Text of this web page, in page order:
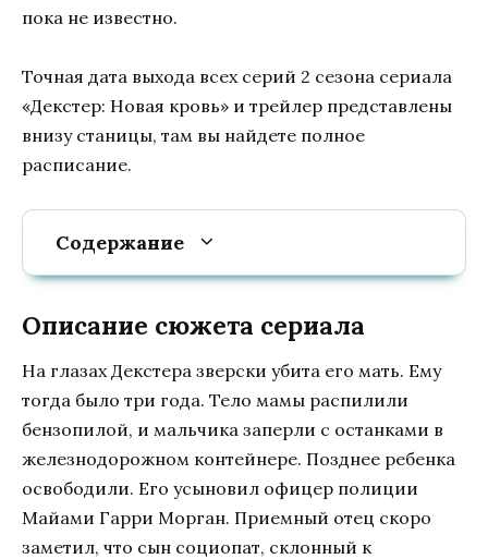
пока не известно.
Точная дата выхода всех серий 2 сезона сериала
«Декстер: Новая кровь» и трейлер представлены
внизу станицы, там вы найдете полное
расписание.
Содержание
Описание сюжета сериала
На глазах Декстера зверски убита его мать. Ему
тогда было три года. Тело мамы распилили
бензопилой, и мальчика заперли с останками в
железнодорожном контейнере. Позднее ребенка
освободили. Его усыновил офицер полиции
Майами Гарри Морган. Приемный отец скоро
заметил, что сын социопат, склонный к